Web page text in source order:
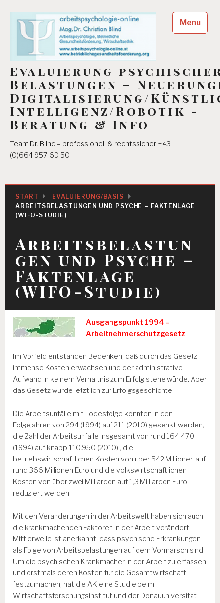
content
Evaluierung
Belastungen –
Digitalisierung/
Intelligenz/Robotik -
Beratung & Info
Team Dr. Blind – professionell & rechtssicher +43
(0)664 957 60 50
Menu
START
EVALUIERUNG/BASIS
ARBEITSBELASTUNGEN UND PSYCHE – FAKTENLAGE
(WIFO-STUDIE)
Arbeitsbelastun
gen und Psyche –
Faktenlage
(WIFO-Studie)
Ausgangspunkt 1994 –
Arbeitnehmerschutzgesetz
Im Vorfeld entstanden Bedenken, daß durch das Gesetz
immense Kosten erwachsen und der administrative
Aufwand in keinem Verhältnis zum Erfolg stehe würde. Aber
das Gesetz wurde letztlich zur Erfolgsgeschichte.
Die Arbeitsunfälle mit Todesfolge konnten in den
Folgejahren von 294 (1994) auf 211 (2010) gesenkt werden,
die Zahl der Arbeitsunfälle insgesamt von rund 164.470
(1994) auf knapp 110.950 (2010) , die
betriebswirtschaftlichen Kosten von über 542 Millionen auf
rund 366 Millionen Euro und die volkswirtschaftlichen
Kosten von über zwei Milliarden auf 1,3 Milliarden Euro
reduziert werden.
Mit den Veränderungen in der Arbeitswelt haben sich auch
die krankmachenden Faktoren in der Arbeit verändert.
Mittlerweile ist anerkannt, dass psychische Erkrankungen
als Folge von Arbeitsbelastungen auf dem Vormarsch sind.
Um die psychischen Krankmacher in der Arbeit zu erfassen
und erstmals deren Kosten für die Gesamtwirtschaft
festzumachen, hat die AK eine Studie beim
Wirtschaftsforschungsinstitut und der Donauuniversität